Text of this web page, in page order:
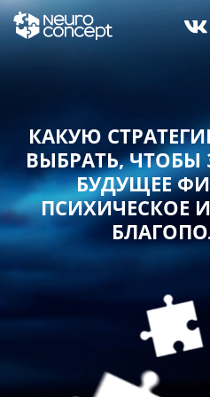
КАКУЮ
ВЫБРАТЬ,ЧТОБЫ
БУДУЩЕЕ
ПСИХИЧЕСКОЕ